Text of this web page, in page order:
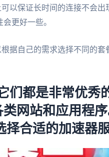
以保证长时间的连接不会出
更好一些。
据自己的需求选择不同的套
们都是非常优秀
网站和应用程
合适的加速器服